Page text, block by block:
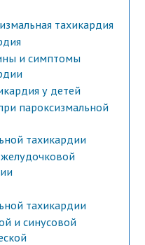
тахикардия
и симптомы
у детей
пароксизмальной
тахикардии
тахикардии
и синусовой